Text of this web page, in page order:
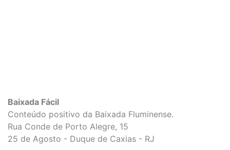
Baixada Fácil
Conteúdo positivo da Baixada Fluminense.
Rua Conde de Porto Alegre, 15
25 de Agosto - Duque de Caxias - RJ